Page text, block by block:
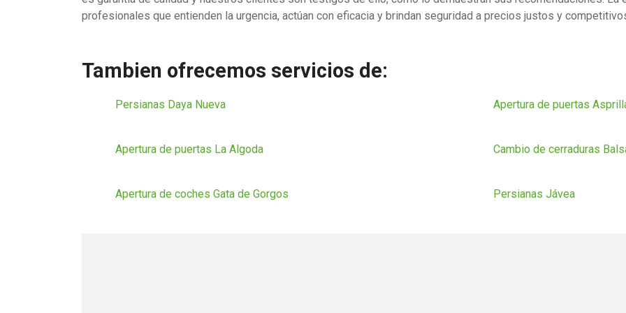
profesionales que entienden la urgencia, actúan con eficacia y brindan seguridad a precios justos y
Tambien ofrecemos servicios de:
Persianas Daya Nueva Apertura de puertas
Apertura de puertas La Algoda Cambio de cerraduras
Apertura de coches Gata de Gorgos Persianas Jávea